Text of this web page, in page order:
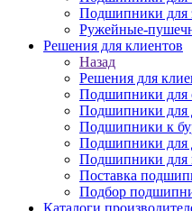
Подшипники для
Ружейные-
Решения для клиентов
Назад
Решения для
Подшипники для
Подшипники для
Подшипники к
Подшипники для
Подшипники для
Поставка
Подбор
Каталоги